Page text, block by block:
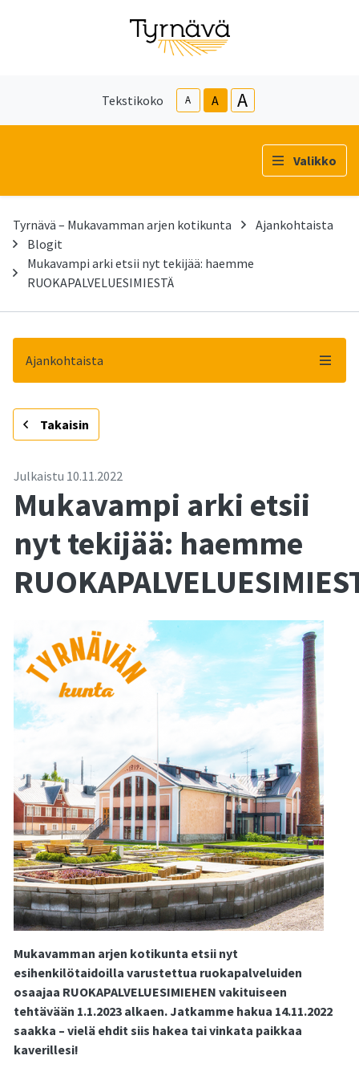
Tekstikoko A A A
Valikko
Tyrnävä – Mukavamman arjen kotikunta
Ajankohtaista
Blogit
Mukavampi arki etsii nyt tekijää: haemme
RUOKAPALVELUESIMIESTÄ
Ajankohtaista
- Takaisin
Julkaistu 10.11.2022
Mukavampi arki etsii
nyt tekijää: haemme
Mukavamman arjen kotikunta etsii nyt
esihenkilötaidoilla varustettua ruokapalveluiden
osaajaa RUOKAPALVELUESIMIEHEN vakituiseen
tehtävään 1.1.2023 alkaen. Jatkamme hakua 14.11.2022
saakka – vielä ehdit siis hakea tai vinkata paikkaa
kaverillesi!